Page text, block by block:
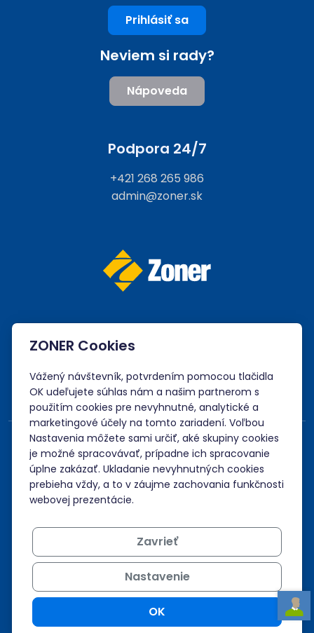
Prihlásiť sa
Neviem si rady?
Nápoveda
Podpora 24/7
+421 268 265 986
admin@zoner.sk
Akceptujeme platby kartou, Google/Apple Pay,
ZONER Cookies
Vážený návštevník, potvrdením pomocou tlačidla
OK udeľujete súhlas nám a našim partnerom s
použitím cookies pre nevyhnutné, analytické a
marketingové účely na tomto zariadení. Voľbou
Nastavenia môžete sami určiť, aké skupiny cookies
je možné spracovávať, prípadne ich spracovanie
úplne zakázať. Ukladanie nevyhnutných cookies
prebieha vždy, a to v záujme zachovania funkčnosti
webovej prezentácie.
Zavrieť
Nastavenie
OK